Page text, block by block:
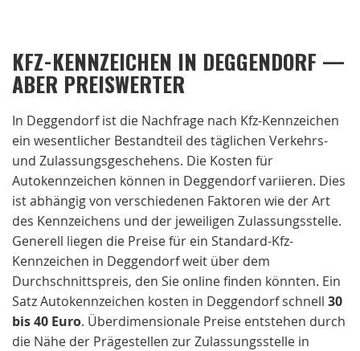
KFZ-KENNZEICHEN IN DEGGENDORF —
ABER PREISWERTER
In Deggendorf ist die Nachfrage nach Kfz-Kennzeichen
ein wesentlicher Bestandteil des täglichen Verkehrs-
und Zulassungsgeschehens. Die Kosten für
Autokennzeichen können in Deggendorf variieren. Dies
ist abhängig von verschiedenen Faktoren wie der Art
des Kennzeichens und der jeweiligen Zulassungsstelle.
Generell liegen die Preise für ein Standard-Kfz-
Kennzeichen in Deggendorf weit über dem
Durchschnittspreis, den Sie online finden könnten. Ein
Satz Autokennzeichen kosten in Deggendorf schnell 30
bis 40 Euro. Überdimensionale Preise entstehen durch
die Nähe der Prägestellen zur Zulassungsstelle in